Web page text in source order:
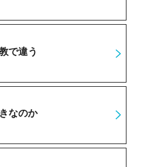
で違う
なのか